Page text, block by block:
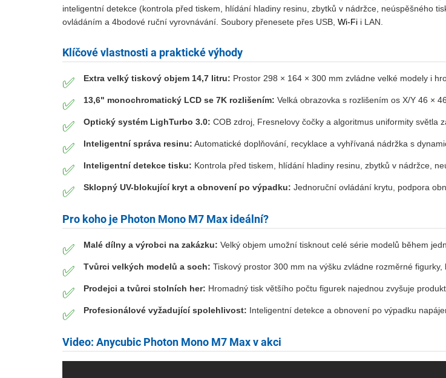
inteligentní detekce (kontrola před tiskem, hlídání hladiny resinu, zbytků v nádržce, neúspěšného
ovládáním a 4bodové ruční vyrovnávání. Soubory přenesete přes USB, Wi-Fi i LAN.
Klíčové vlastnosti a praktické výhody
✅ Extra velký tiskový objem 14,7 litru: Prostor 298 × 164 × 300 mm zvládne velké modely i
✅ 13,6" monochromatický LCD se 7K rozlišením: Velká obrazovka s rozlišením os X/Y 46 ×
✅ Optický systém LighTurbo 3.0: COB zdroj, Fresnelovy čočky a algoritmus uniformity světla
✅ Inteligentní správa resinu: Automatické doplňování, recyklace a vyhřívaná nádržka s
✅ Inteligentní detekce tisku: Kontrola před tiskem, hlídání hladiny resinu, zbytků v nádržce,
✅ Sklopný UV-blokující kryt a obnovení po výpadku: Jednoruční ovládání krytu, podpora
Pro koho je Photon Mono M7 Max ideální?
✅ Malé dílny a výrobci na zakázku: Velký objem umožní tisknout celé série modelů během
✅ Tvůrci velkých modelů a soch: Tiskový prostor 300 mm na výšku zvládne rozměrné figurky,
✅ Prodejci a tvůrci stolních her: Hromadný tisk většího počtu figurek najednou zvyšuje
✅ Profesionálové vyžadující spolehlivost: Inteligentní detekce a obnovení po výpadku
Video: Anycubic Photon Mono M7 Max v akci